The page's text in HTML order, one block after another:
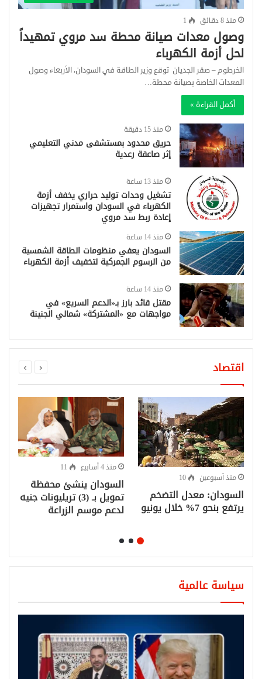
منذ 8 دقائق 1
وصول معدات صيانة محطة سد مروي تمهيداً
لحل أزمة الكهرباء
الخرطوم – صقر الجديان توقع وزير الطاقة في السودان، الأربعاء وصول
المعدات الخاصة بصيانة محطة…
أكمل القراءة »
منذ 15 دقيقة
حريق محدود بمستشفى مدني التعليمي
إثر صاعقة رعدية
منذ 13 ساعة
تشغيل وحدات توليد حراري يخفف أزمة
الكهرباء في السودان واستمرار تجهيزات
إعادة ربط سد مروي
منذ 14 ساعة
السودان يعفي منظومات الطاقة الشمسية
من الرسوم الجمركية لتخفيف أزمة الكهرباء
منذ 14 ساعة
مقتل قائد بارز بـ«الدعم السريع» في
مواجهات مع «المشتركة» شمالي الجنينة
اقتصاد
منذ أسبوعين 10
السودان: معدل التضخم
يرتفع بنحو 7% خلال يونيو
منذ 4 أسابيع 11
السودان ينشئ محفظة
تمويل بـ (3) تريليونات جنيه
لدعم موسم الزراعة
سياسة عالمية